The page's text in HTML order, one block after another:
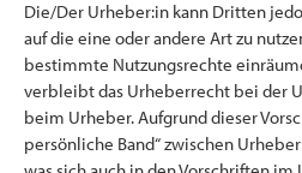
Die/Der Urheber:in kann Dritten
auf die eine oder andere Art zu
bestimmte Nutzungsrechte
verbleibt das Urheberrecht bei der
beim Urheber. Aufgrund dieser
persönliche Band“ zwischen